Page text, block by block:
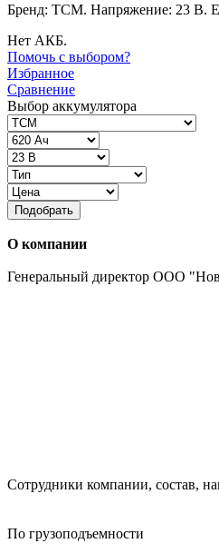
Бренд: TCM. Напряжение: 23 В.
Нет АКБ.
Помочь с выбором?
Избранное
Сравнение
Выбор аккумулятора
Подобрать
О компании
Генеральный директор ООО
Сотрудники компании, состав,
По грузоподъемности